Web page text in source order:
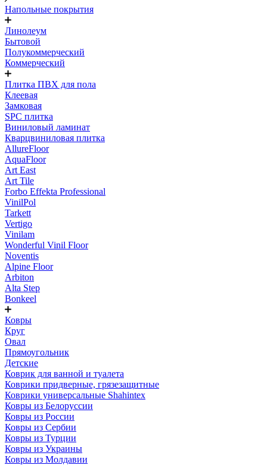
Напольные покрытия
Линолеум
Бытовой
Полукоммерческий
Коммерческий
Плитка ПВХ для пола
Клеевая
Замковая
SPC плитка
Виниловый ламинат
Кварцвиниловая плитка
AllureFloor
AquaFloor
Art East
Art Tile
Forbo Effekta Professional
VinilPol
Tarkett
Vertigo
Vinilam
Wonderful Vinil Floor
Noventis
Alpine Floor
Arbiton
Alta Step
Bonkeel
Ковры
Круг
Овал
Прямоугольник
Детские
Коврик для ванной и туалета
Коврики придверные, грязезащитные
Коврики универсальные Shahintex
Ковры из Белоруссии
Ковры из России
Ковры из Сербии
Ковры из Турции
Ковры из Украины
Ковры из Молдавии